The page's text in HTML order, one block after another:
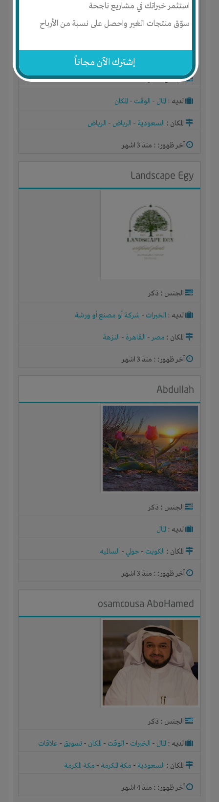
استثمر خبراتك في مشاريع ناجحة
سوّق منتجات الغير واحصل على نسبة من الأرباح
إشترك الآن مجاناً
الجنس : ذكر
لديـه : المال - الوقت - المكان
المكان : السعودية - الرياض - الرياض
آخر ظهور: : منذ 3 اشهر
Landscape Egy
الجنس : ذكر
لديـه : الخبرات - شركة أو مصنع أو ورشة
المكان : مصر- القاهرة - النزهة
آخر ظهور: : منذ 3 اشهر
Abdullah
الجنس : ذكر
لديـه : المال
المكان : الكويت - حولي - السالميه
آخر ظهور: : منذ 3 اشهر
osamcousa AboHamed
الجنس : ذكر
لديـه : المال - الخبرات - الوقت - المكان - تسويق - علاقات
المكان : السعودية - مكة المكرمة - مكة المكرمة
آخر ظهور: : منذ 4 اشهر